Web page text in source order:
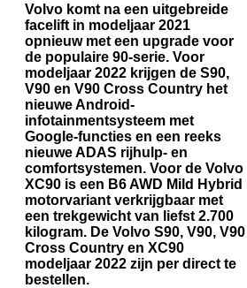
Volvo komt na een uitgebreide
facelift in modeljaar 2021
opnieuw met een upgrade voor
de populaire 90-serie. Voor
modeljaar 2022 krijgen de S90,
V90 en V90 Cross Country het
nieuwe Android-
infotainmentsysteem met
Google-functies en een reeks
nieuwe ADAS rijhulp- en
comfortsystemen. Voor de Volvo
XC90 is een B6 AWD Mild Hybrid
motorvariant verkrijgbaar met
een trekgewicht van liefst 2.700
kilogram. De Volvo S90, V90, V90
Cross Country en XC90
modeljaar 2022 zijn per direct te
bestellen.